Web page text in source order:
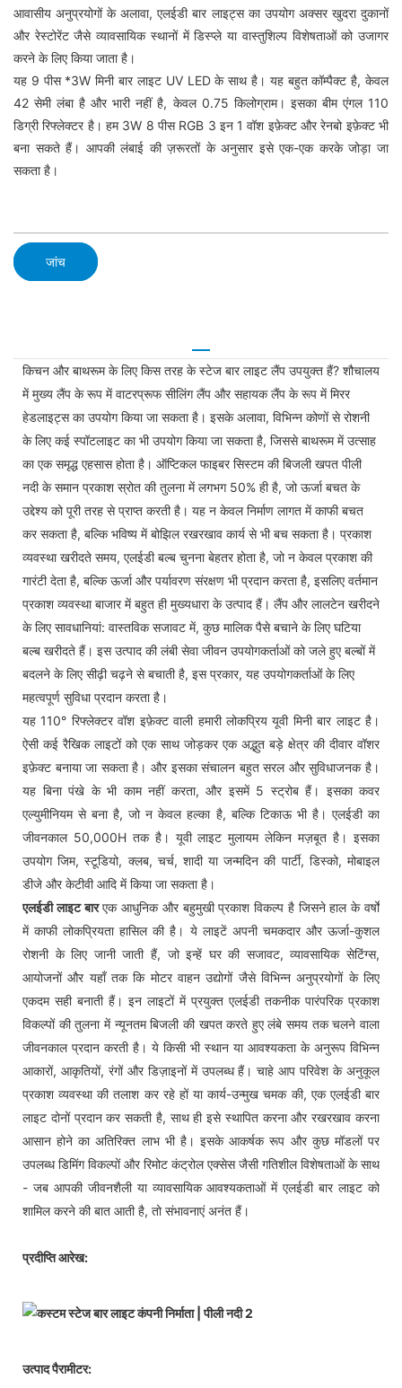
आवासीय अनुप्रयोगों के अलावा, एलईडी बार लाइट्स का उपयोग अक्सर खुदरा दुकानों
और रेस्टोरेंट जैसे व्यावसायिक स्थानों में डिस्प्ले या वास्तुशिल्प विशेषताओं को उजागर
करने के लिए किया जाता है।
यह 9 पीस *3W मिनी बार लाइट UV LED के साथ है। यह बहुत कॉम्पैक्ट है, केवल
42 सेमी लंबा है और भारी नहीं है, केवल 0.75 किलोग्राम। इसका बीम एंगल 110
डिग्री रिफ्लेक्टर है। हम 3W 8 पीस RGB 3 इन 1 वॉश इफ़ेक्ट और रेनबो इफ़ेक्ट भी
बना सकते हैं। आपकी लंबाई की ज़रूरतों के अनुसार इसे एक-एक करके जोड़ा जा
सकता है।
जांच
किचन और बाथरूम के लिए किस तरह के स्टेज बार लाइट लैंप उपयुक्त हैं? शौचालय
में मुख्य लैंप के रूप में वाटरप्रूफ सीलिंग लैंप और सहायक लैंप के रूप में मिरर
हेडलाइट्स का उपयोग किया जा सकता है। इसके अलावा, विभिन्न कोणों से रोशनी
के लिए कई स्पॉटलाइट का भी उपयोग किया जा सकता है, जिससे बाथरूम में उत्साह
का एक समृद्ध एहसास होता है। ऑप्टिकल फाइबर सिस्टम की बिजली खपत पीली
नदी के समान प्रकाश स्रोत की तुलना में लगभग 50% ही है, जो ऊर्जा बचत के
उद्देश्य को पूरी तरह से प्राप्त करती है। यह न केवल निर्माण लागत में काफी बचत
कर सकता है, बल्कि भविष्य में बोझिल रखरखाव कार्य से भी बच सकता है। प्रकाश
व्यवस्था खरीदते समय, एलईडी बल्ब चुनना बेहतर होता है, जो न केवल प्रकाश की
गारंटी देता है, बल्कि ऊर्जा और पर्यावरण संरक्षण भी प्रदान करता है, इसलिए वर्तमान
प्रकाश व्यवस्था बाजार में बहुत ही मुख्यधारा के उत्पाद हैं। लैंप और लालटेन खरीदने
के लिए सावधानियां: वास्तविक सजावट में, कुछ मालिक पैसे बचाने के लिए घटिया
बल्ब खरीदते हैं। इस उत्पाद की लंबी सेवा जीवन उपयोगकर्ताओं को जले हुए बल्बों में
बदलने के लिए सीढ़ी चढ़ने से बचाती है, इस प्रकार, यह उपयोगकर्ताओं के लिए
महत्वपूर्ण सुविधा प्रदान करता है।
यह 110° रिफ्लेक्टर वॉश इफ़ेक्ट वाली हमारी लोकप्रिय यूवी मिनी बार लाइट है।
ऐसी कई रैखिक लाइटों को एक साथ जोड़कर एक अद्भुत बड़े क्षेत्र की दीवार वॉशर
इफ़ेक्ट बनाया जा सकता है। और इसका संचालन बहुत सरल और सुविधाजनक है।
यह बिना पंखे के भी काम नहीं करता, और इसमें 5 स्ट्रोब हैं। इसका कवर
एल्युमीनियम से बना है, जो न केवल हल्का है, बल्कि टिकाऊ भी है। एलईडी का
जीवनकाल 50,000H तक है। यूवी लाइट मुलायम लेकिन मज़बूत है। इसका
उपयोग जिम, स्टूडियो, क्लब, चर्च, शादी या जन्मदिन की पार्टी, डिस्को, मोबाइल
डीजे और केटीवी आदि में किया जा सकता है।
एलईडी लाइट बारएक आधुनिक और बहुमुखी प्रकाश विकल्प है जिसने हाल के वर्षों
में काफी लोकप्रियता हासिल की है। ये लाइटें अपनी चमकदार और ऊर्जा-कुशल
रोशनी के लिए जानी जाती हैं, जो इन्हें घर की सजावट, व्यावसायिक सेटिंग्स,
आयोजनों और यहाँ तक कि मोटर वाहन उद्योगों जैसे विभिन्न अनुप्रयोगों के लिए
एकदम सही बनाती हैं। इन लाइटों में प्रयुक्त एलईडी तकनीक पारंपरिक प्रकाश
विकल्पों की तुलना में न्यूनतम बिजली की खपत करते हुए लंबे समय तक चलने वाला
जीवनकाल प्रदान करती है। ये किसी भी स्थान या आवश्यकता के अनुरूप विभिन्न
आकारों, आकृतियों, रंगों और डिज़ाइनों में उपलब्ध हैं। चाहे आप परिवेश के अनुकूल
प्रकाश व्यवस्था की तलाश कर रहे हों या कार्य-उन्मुख चमक की, एक एलईडी बार
लाइट दोनों प्रदान कर सकती है, साथ ही इसे स्थापित करना और रखरखाव करना
आसान होने का अतिरिक्त लाभ भी है। इसके आकर्षक रूप और कुछ मॉडलों पर
उपलब्ध डिमिंग विकल्पों और रिमोट कंट्रोल एक्सेस जैसी गतिशील विशेषताओं के साथ
- जब आपकी जीवनशैली या व्यावसायिक आवश्यकताओं में एलईडी बार लाइट को
शामिल करने की बात आती है, तो संभावनाएं अनंत हैं।
प्रदीप्ति आरेख:
उत्पाद पैरामीटर: